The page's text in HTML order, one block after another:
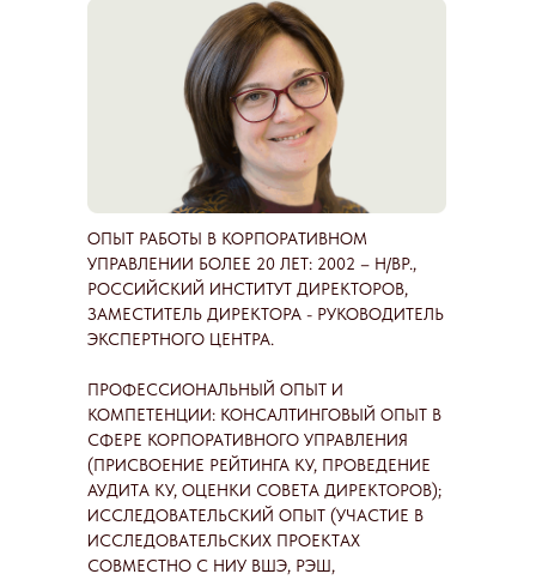
ОПЫТ РАБОТЫ В КОРПОРАТИВНОМ
УПРАВЛЕНИИ БОЛЕЕ 20 ЛЕТ: 2002 – Н/ВР.,
РОССИЙСКИЙ ИНСТИТУТ ДИРЕКТОРОВ,
ЗАМЕСТИТЕЛЬ ДИРЕКТОРА - РУКОВОДИТЕЛЬ
ЭКСПЕРТНОГО ЦЕНТРА.
ПРОФЕССИОНАЛЬНЫЙ ОПЫТ И
КОМПЕТЕНЦИИ: КОНСАЛТИНГОВЫЙ ОПЫТ В
СФЕРЕ КОРПОРАТИВНОГО УПРАВЛЕНИЯ
(ПРИСВОЕНИЕ РЕЙТИНГА КУ, ПРОВЕДЕНИЕ
АУДИТА КУ, ОЦЕНКИ СОВЕТА ДИРЕКТОРОВ);
ИССЛЕДОВАТЕЛЬСКИЙ ОПЫТ (УЧАСТИЕ В
ИССЛЕДОВАТЕЛЬСКИХ ПРОЕКТАХ
СОВМЕСТНО С НИУ ВШЭ, РЭШ,